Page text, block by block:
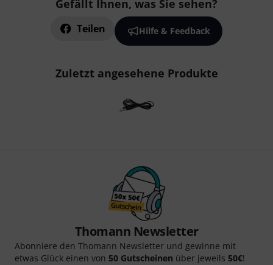
Gefällt Ihnen, was Sie sehen?
Teilen Hilfe & Feedback
Zuletzt angesehene Produkte
Thomann Newsletter
Abonniere den Thomann Newsletter und gewinne mit
etwas Glück einen von 50 Gutscheinen über jeweils 50€!